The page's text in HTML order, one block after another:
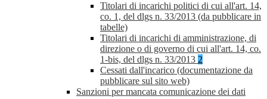
Titolari di incarichi politici di cui all'art. 14,
co. 1, del dlgs n. 33/2013 (da pubblicare in
tabelle)
Titolari di incarichi di amministrazione, di
direzione o di governo di cui all'art. 14, co.
1-bis, del dlgs n. 33/2013 2
Cessati dall'incarico (documentazione da
pubblicare sul sito web)
Sanzioni per mancata comunicazione dei dati